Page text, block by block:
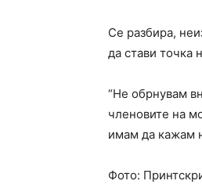
Се разбира,
да стави точка
“Не обрнувам
членовите на
имам да кажам
Фото: